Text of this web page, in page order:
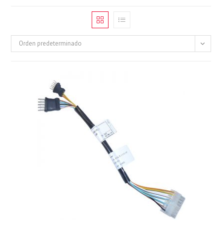
Orden predeterminado